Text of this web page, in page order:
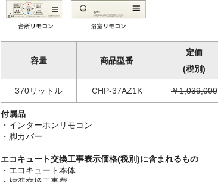
容量 商品型番
定価
(税別)
370リットル CHP-37AZ1K ￥1,039,000
付属品
・インターホンリモコン
・脚カバー
エコキュート交換工事表示価格(税別)に含まれるもの
・エコキュート本体